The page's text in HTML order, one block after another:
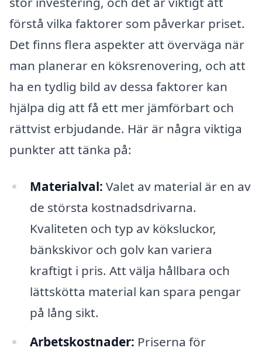
förstå vilka faktorer som påverkar priset.
Det finns flera aspekter att överväga när
man planerar en köksrenovering, och att
ha en tydlig bild av dessa faktorer kan
hjälpa dig att få ett mer jämförbart och
rättvist erbjudande. Här är några viktiga
punkter att tänka på:
Materialval: Valet av material är en av
de största kostnadsdrivarna.
Kvaliteten och typ av köksluckor,
bänkskivor och golv kan variera
kraftigt i pris. Att välja hållbara och
lättskötta material kan spara pengar
på lång sikt.
Arbetskostnader: Priserna för